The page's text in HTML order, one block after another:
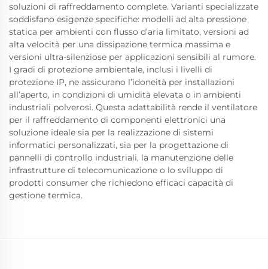
soluzioni di raffreddamento complete. Varianti specializzate
soddisfano esigenze specifiche: modelli ad alta pressione
statica per ambienti con flusso d’aria limitato, versioni ad
alta velocità per una dissipazione termica massima e
versioni ultra-silenziose per applicazioni sensibili al rumore.
I gradi di protezione ambientale, inclusi i livelli di
protezione IP, ne assicurano l’idoneità per installazioni
all’aperto, in condizioni di umidità elevata o in ambienti
industriali polverosi. Questa adattabilità rende il ventilatore
per il raffreddamento di componenti elettronici una
soluzione ideale sia per la realizzazione di sistemi
informatici personalizzati, sia per la progettazione di
pannelli di controllo industriali, la manutenzione delle
infrastrutture di telecomunicazione o lo sviluppo di
prodotti consumer che richiedono efficaci capacità di
gestione termica.